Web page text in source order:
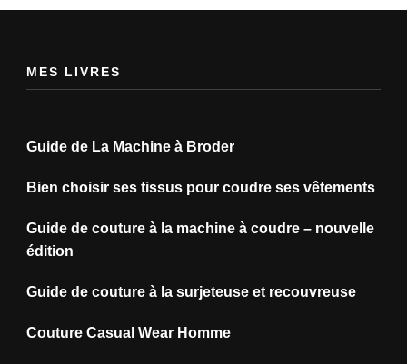
MES LIVRES
Guide de La Machine à Broder
Bien choisir ses tissus pour coudre ses vêtements
Guide de couture à la machine à coudre – nouvelle
édition
Guide de couture à la surjeteuse et recouvreuse
Couture Casual Wear Homme